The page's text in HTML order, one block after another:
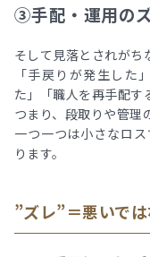
③手配・運用の
そして見落とされがち
「手戻りが発生した
た」「職人を再手配す
つまり、段取りや管理
一つ一つは小さなロ
ります。
”ズレ”＝悪いで